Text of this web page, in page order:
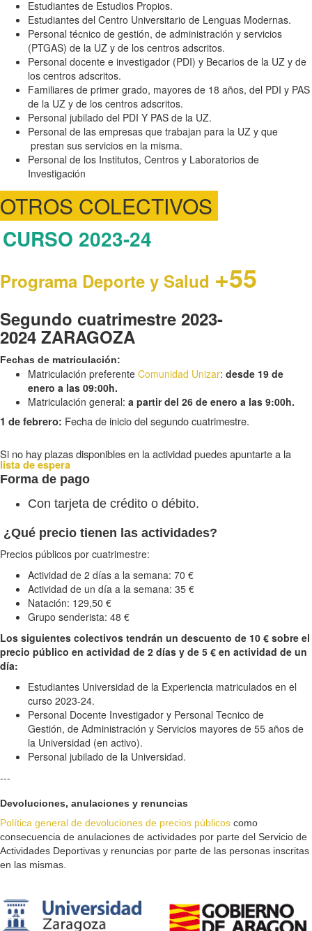
Estudiantes de Estudios Propios.
Estudiantes del Centro Universitario de Lenguas Modernas.
Personal técnico de gestión, de administración y servicios
(PTGAS) de la UZ y de los centros adscritos.
Personal docente e investigador (PDI) y Becarios de la UZ y de
los centros adscritos.
Familiares de primer grado, mayores de 18 años, del PDI y PAS
de la UZ y de los centros adscritos.
Personal jubilado del PDI Y PAS de la UZ.
Personal de las empresas que trabajan para la UZ y que
prestan sus servicios en la misma.
Personal de los Institutos, Centros y Laboratorios de
Investigación
OTROS COLECTIVOS
CURSO 2023-24
Programa Deporte y Salud +55
Segundo cuatrimestre 2023-
2024 ZARAGOZA
Fechas de matriculación:
Matriculación preferente Comunidad Unizar: desde 19 de
enero a las 09:00h.
Matriculación general: a partir del 26 de enero a las 9:00h.
1 de febrero: Fecha de inicio del segundo cuatrimestre.
Si no hay plazas disponibles en la actividad puedes apuntarte a la
lista de espera
Forma de pago
Con tarjeta de crédito o débito.
¿Qué precio tienen las actividades?
Precios públicos por cuatrimestre:
Actividad de 2 días a la semana: 70 €
Actividad de un día a la semana: 35 €
Natación: 129,50 €
Grupo senderista: 48 €
Los siguientes colectivos tendrán un descuento de 10 € sobre el
precio público en actividad de 2 días y de 5 € en actividad de un
día:
Estudiantes Universidad de la Experiencia matriculados en el
curso 2023-24.
Personal Docente Investigador y Personal Tecnico de
Gestión, de Administración y Servicios mayores de 55 años de
la Universidad (en activo).
Personal jubilado de la Universidad.
---
Devoluciones, anulaciones y renuncias
Política general de devoluciones de precios públicos como
consecuencia de anulaciones de actividades por parte del Servicio de
Actividades Deportivas y renuncias por parte de las personas inscritas
en las mismas.